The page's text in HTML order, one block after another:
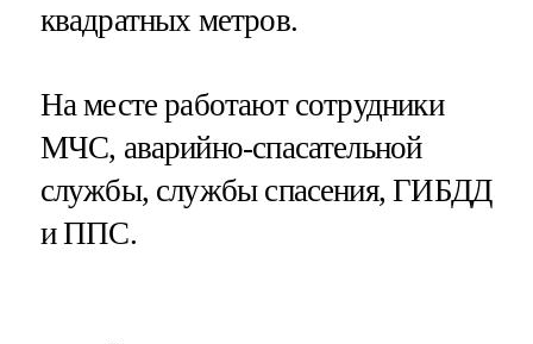
квадратных метров.
На месте работают сотрудники
МЧС, аварийно-спасательной
службы, службы спасения, ГИБДД
и ППС.